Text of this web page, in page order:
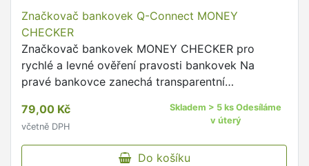
Značkovač bankovek Q-Connect MONEY
CHECKER
Značkovač bankovek MONEY CHECKER pro
rychlé a levné ověření pravosti bankovek Na
pravé bankovce zanechá transparentní
zanechá šedou nebo hnědou stopu
79,00 Kč
včetně DPH
Skladem > 5 ks Odesíláme
v úterý
Do košíku